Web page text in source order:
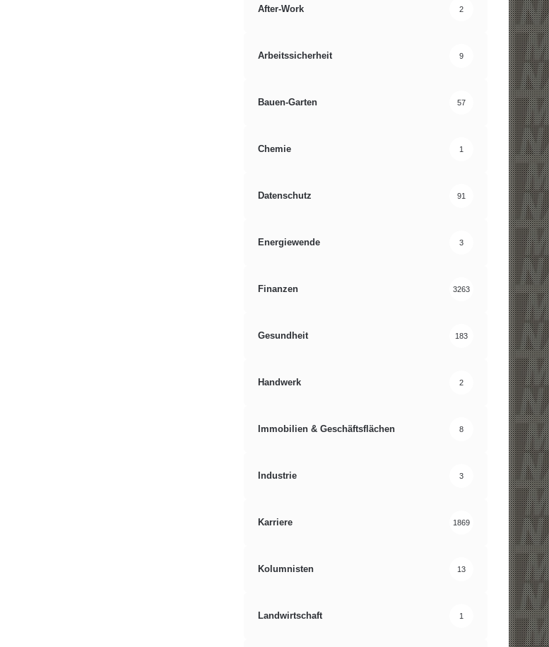
After-Work 2
Arbeitssicherheit 9
Bauen-Garten 57
Chemie 1
Datenschutz 91
Energiewende 3
Finanzen 3263
Gesundheit 183
Handwerk 2
Immobilien & Geschäftsflächen 8
Industrie 3
Karriere 1869
Kolumnisten 13
Landwirtschaft 1